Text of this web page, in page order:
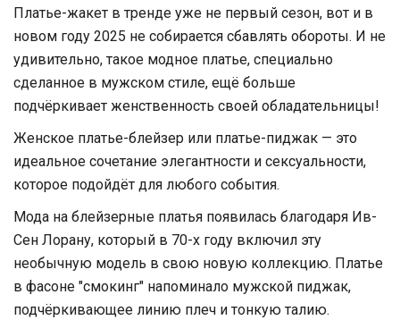
Платье-жакет в тренде уже не первый сезон, вот и в
новом году 2025 не собирается сбавлять обороты. И не
удивительно, такое модное платье, специально
сделанное в мужском стиле, ещё больше
подчёркивает женственность своей обладательницы!
Женское платье-блейзер или платье-пиджак — это
идеальное сочетание элегантности и сексуальности,
которое подойдёт для любого события.
Мода на блейзерные платья появилась благодаря Ив-
Сен Лорану, который в 70-х году включил эту
необычную модель в свою новую коллекцию. Платье
в фасоне "смокинг" напоминало мужской пиджак,
подчёркивающее линию плеч и тонкую талию.